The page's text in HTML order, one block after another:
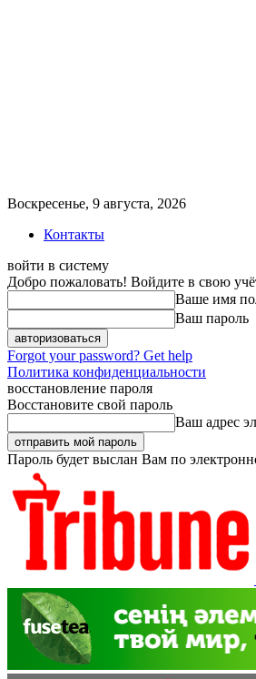
Воскресенье, 9 августа, 2026
Контакты
войти в систему
Добро пожаловать! Войдите в свою
Ваше имя
Ваш пароль
Forgot your password? Get help
Политика конфиденциальности
восстановление пароля
Восстановите свой пароль
Ваш адрес
Пароль будет выслан Вам по